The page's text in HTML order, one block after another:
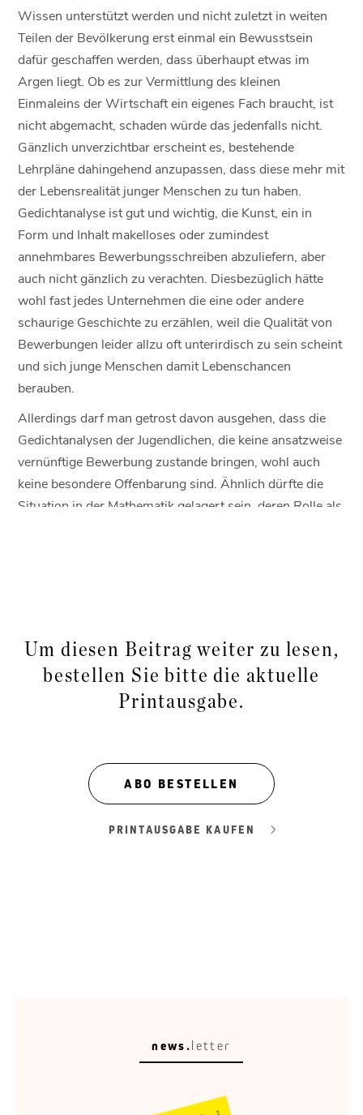
Wissen unterstützt werden und nicht zuletzt in weiten
Teilen der Bevölkerung erst einmal ein Bewusstsein
dafür geschaffen werden, dass überhaupt etwas im
Argen liegt. Ob es zur Vermittlung des kleinen
Einmaleins der Wirtschaft ein eigenes Fach braucht, ist
nicht abgemacht, schaden würde das jedenfalls nicht.
Gänzlich unverzichtbar erscheint es, bestehende
Lehrpläne dahingehend anzupassen, dass diese mehr mit
der Lebensrealität junger Menschen zu tun haben.
Gedichtanalyse ist gut und wichtig, die Kunst, ein in
Form und Inhalt makelloses oder zumindest
annehmbares Bewerbungsschreiben abzuliefern, aber
auch nicht gänzlich zu verachten. Diesbezüglich hätte
wohl fast jedes Unternehmen die eine oder andere
schaurige Geschichte zu erzählen, weil die Qualität von
Bewerbungen leider allzu oft unterirdisch zu sein scheint
und sich junge Menschen damit Lebenschancen
berauben.
Allerdings darf man getrost davon ausgehen, dass die
Gedichtanalysen der Jugendlichen, die keine ansatzweise
vernünftige Bewerbung zustande bringen, wohl auch
keine besondere Offenbarung sind. Ähnlich dürfte die
Situation in der Mathematik gelagert sein, deren Rolle als
flexibel in kontextbezogenen Problemstellungen
einsetzen zu können. Die Probleme sollten dabei derart
gestaltet sein, dass sie den Schülern die Bedeutung von
eigenständige Denken schulen.
Um diesen Beitrag weiter zu lesen,
bestellen Sie bitte die aktuelle
Printausgabe.
ABO BESTELLEN
PRINTAUSGABE KAUFEN
news.letter